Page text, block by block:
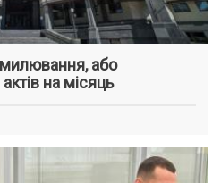
або
на місяць